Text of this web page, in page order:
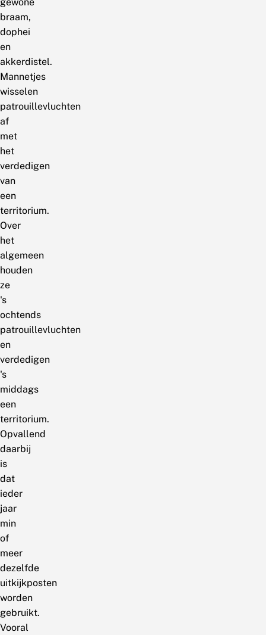
braam,
dophei
en
akkerdistel.
Mannetjes
wisselen
patrouillevluchten
af
met
het
verdedigen
van
een
territorium.
Over
het
algemeen
houden
ze
's
ochtends
patrouillevluchten
en
verdedigen
's
middags
een
territorium.
Opvallend
daarbij
is
dat
ieder
jaar
min
of
meer
dezelfde
uitkijkposten
worden
gebruikt.
Vooral